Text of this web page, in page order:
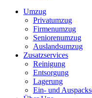
Umzug
Privatumzug
Firmenumzug
Seniorenumzug
Auslandsumzug
Zusatzservices
Reinigung
Entsorgung
Lagerung
Ein- und